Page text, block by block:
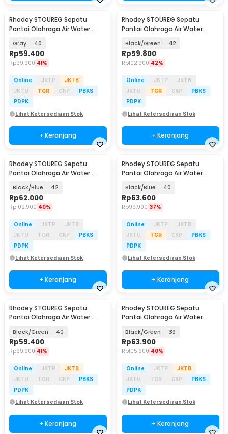
Rhodey STOUREG Sepatu
Pantai Olahraga Air Water
Gray 40
Rp59.400
Rp99.900 41%
Online JKTP
JKTB
JKTU
TGR CKP
PBKS
PDPK
Lihat Ketersediaan Stok
+ Keranjang
Rhodey STOUREG Sepatu
Pantai Olahraga Air Water
Black/Green 42
Rp59.800
Rp102.900 42%
Online JKTP
JKTB
JKTU
TGR CKP
PBKS
PDPK
Lihat Ketersediaan Stok
+ Keranjang
Rhodey STOUREG Sepatu
Pantai Olahraga Air Water
Black/Blue 42
Rp62.000
Rp102.900 40%
Online JKTP
JKTB
JKTU
TGR CKP
PBKS
PDPK
Lihat Ketersediaan Stok
+ Keranjang
Rhodey STOUREG Sepatu
Pantai Olahraga Air Water
Black/Blue 40
Rp63.600
Rp99.900 37%
Online JKTP
JKTB
JKTU
TGR CKP
PBKS
PDPK
Lihat Ketersediaan Stok
+ Keranjang
Rhodey STOUREG Sepatu
Pantai Olahraga Air Water
Black/Green 40
Rp59.400
Rp99.900 41%
Online JKTP
JKTB
JKTU
TGR CKP
PBKS
PDPK
Lihat Ketersediaan Stok
+ Keranjang
Rhodey STOUREG Sepatu
Pantai Olahraga Air Water
Black/Green 39
Rp63.900
Rp105.900 40%
Online JKTP
JKTB
JKTU
TGR CKP
PBKS
PDPK
Lihat Ketersediaan Stok
+ Keranjang